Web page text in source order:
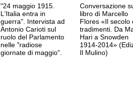
"24 maggio 1915.
L'Italia entra in
guerra". Intervista ad
Antonio Carioti sul
ruolo del Parlamento
nelle "radiose
giornate di maggio".
Conversazione
libro di Marcello
Flores «Il secolo
tradimenti. Da
Hari a Snowden
1914-2014»
Il Mulino)